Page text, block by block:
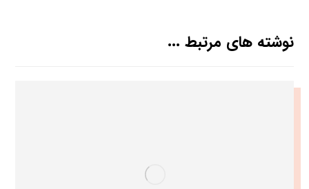
نوشته های مرتبط ...